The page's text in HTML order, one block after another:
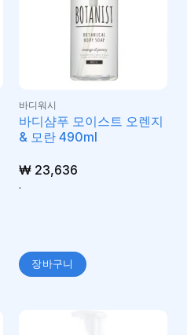
바디워시
바디샴푸 모이스트 오렌지
& 모란 490ml
₩23,636
.
장바구니